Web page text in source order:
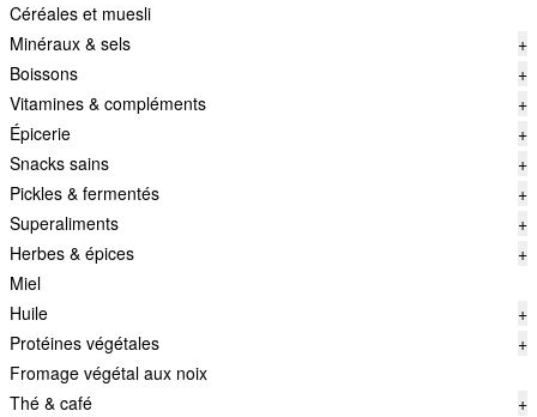
Céréales et muesli
Minéraux & sels
+
Boissons
+
Vitamines & compléments
+
Épicerie
+
Snacks sains
+
Pickles & fermentés
+
Superaliments
+
Herbes & épices
+
Miel
Huile
+
Protéines végétales
+
Fromage végétal aux noix
Thé & café
+